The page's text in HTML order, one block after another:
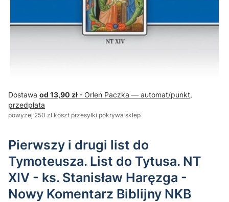
Dostawa od 13,90 zł - Orlen Paczka — automat/punkt,
przedpłata
powyżej 250 zł koszt przesyłki pokrywa sklep
Pierwszy i drugi list do
Tymoteusza. List do Tytusa. NT
XIV - ks. Stanisław Haręzga -
Nowy Komentarz Biblijny NKB